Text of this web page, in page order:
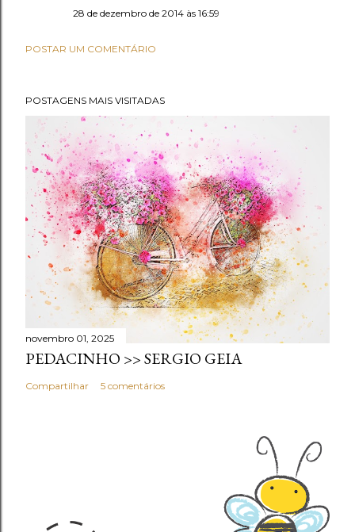
28 de dezembro de 2014 às 16:59
POSTAR UM COMENTÁRIO
POSTAGENS MAIS VISITADAS
novembro 01, 2025
PEDACINHO >> SERGIO GEIA
Compartilhar 5 comentários